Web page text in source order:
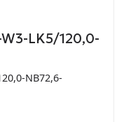
LK5/120,0-
NB72,6-